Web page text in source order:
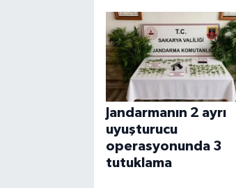
Jandarmanın 2 ayrı
uyuşturucu
operasyonunda 3
tutuklama